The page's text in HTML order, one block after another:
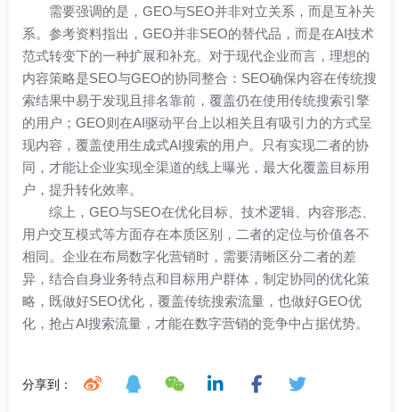
需要强调的是，GEO与SEO并非对立关系，而是互补关
系。参考资料指出，GEO并非SEO的替代品，而是在AI技术
范式转变下的一种扩展和补充。对于现代企业而言，理想的
内容策略是SEO与GEO的协同整合：SEO确保内容在传统搜
索结果中易于发现且排名靠前，覆盖仍在使用传统搜索引擎
的用户；GEO则在AI驱动平台上以相关且有吸引力的方式呈
现内容，覆盖使用生成式AI搜索的用户。只有实现二者的协
同，才能让企业实现全渠道的线上曝光，最大化覆盖目标用
户，提升转化效率。
综上，GEO与SEO在优化目标、技术逻辑、内容形态、
用户交互模式等方面存在本质区别，二者的定位与价值各不
相同。企业在布局数字化营销时，需要清晰区分二者的差
异，结合自身业务特点和目标用户群体，制定协同的优化策
略，既做好SEO优化，覆盖传统搜索流量，也做好GEO优
化，抢占AI搜索流量，才能在数字营销的竞争中占据优势。
分享到：